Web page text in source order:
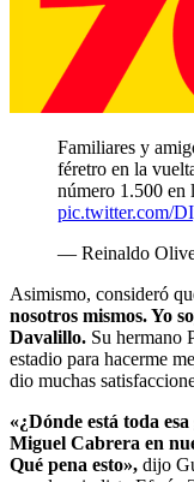
Familiares y
féretro en la
número 1.500 en
pic.twitter.com/
— Reinaldo
Asimismo, consideró
nosotros mismos. Yo
Davalillo. Su hermano
estadio para hacerme
dio muchas
«¿Dónde está toda
Miguel Cabrera en
Qué pena esto», dijo